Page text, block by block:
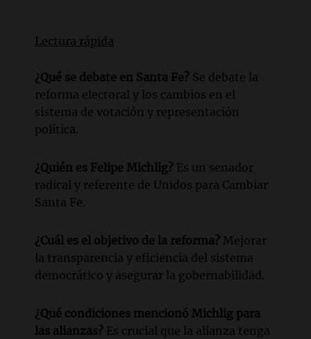
Lectura rápida
¿Qué se debate en Santa Fe? Se debate la
reforma electoral y los cambios en el
sistema de votación y representación
política.
¿Quién es Felipe Michlig? Es un senador
radical y referente de Unidos para Cambiar
Santa Fe.
¿Cuál es el objetivo de la reforma? Mejorar
la transparencia y eficiencia del sistema
democrático y asegurar la gobernabilidad.
¿Qué condiciones mencionó Michlig para
las alianzas? Es crucial que la alianza tenga